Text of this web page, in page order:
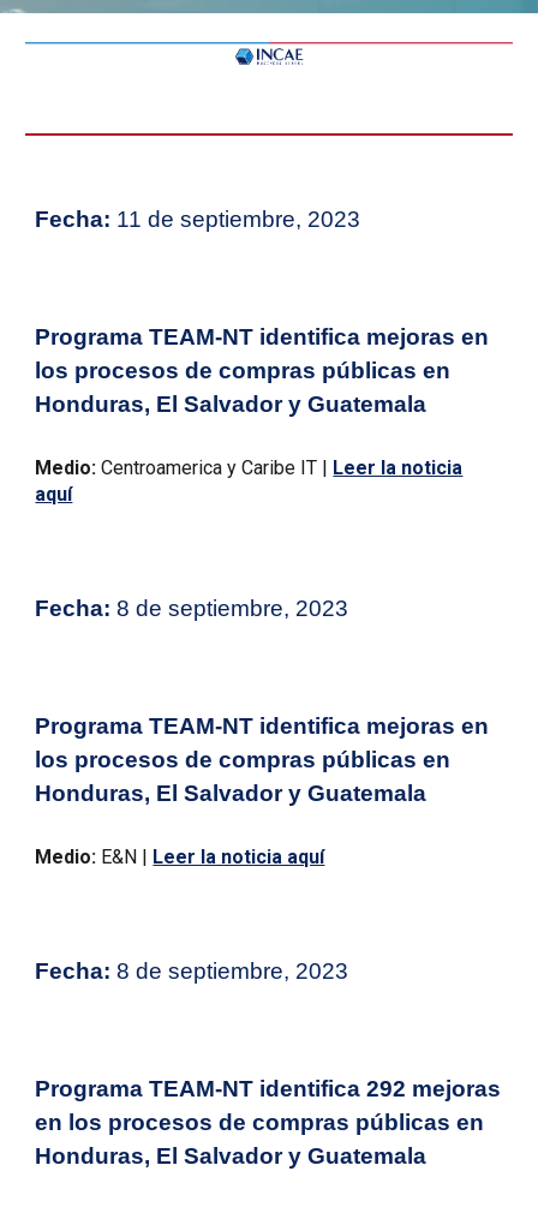
Fecha: 11 de septiembre, 2023
Programa TEAM-NT identifica mejoras en
los procesos de compras públicas en
Honduras, El Salvador y Guatemala
Medio:Centroamerica y Caribe IT | Leer la noticia
aquí
Fecha:8 de septiembre, 2023
Programa TEAM-NT identifica mejoras en
los procesos de compras públicas en
Honduras, El Salvador y Guatemala
Medio: E&N | Leer la noticia aquí
Fecha:8 de septiembre, 2023
Programa TEAM-NT identifica 292 mejoras
en los procesos de compras públicas en
Honduras, El Salvador y Guatemala